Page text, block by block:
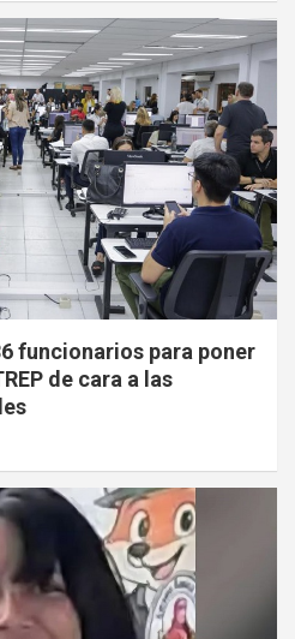
funcionarios para poner
de cara a las